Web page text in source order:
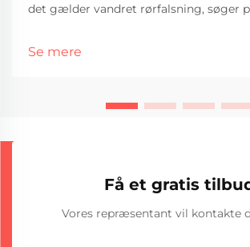
det gælder vandret rørfalsning, søger
teknologier, Straight Seam TIG...
Se mere
Få et gratis
Vores repræsentant vil kontakte